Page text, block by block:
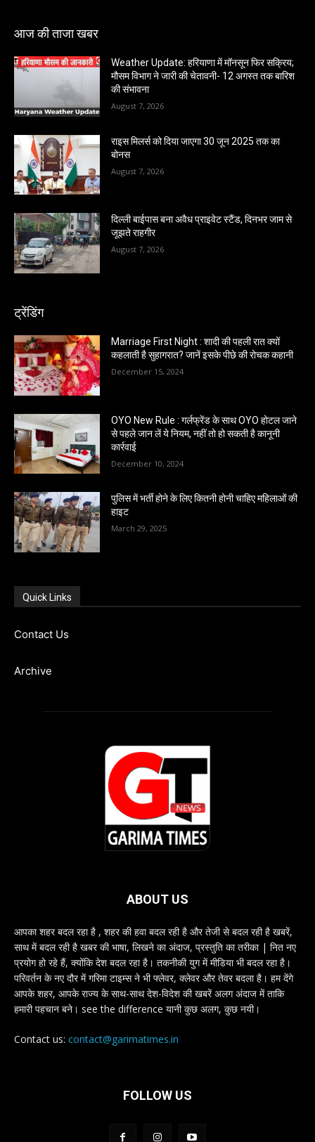
आज की ताजा खबर
Weather Update: हरियाणा में मॉनसून फिर सक्रिय;
मौसम विभाग ने जारी की चेतावनी- 12 अगस्त तक बारिश
की संभावना
August 7, 2026
राइस मिलर्स को दिया जाएगा 30 जून 2025 तक का
बोनस
August 7, 2026
दिल्ली बाईपास बना अवैध प्राइवेट स्टैंड, दिनभर जाम से
जूझते राहगीर
August 7, 2026
ट्रेंडिंग
Marriage First Night : शादी की पहली रात क्यों
कहलाती है सुहागरात? जानें इसके पीछे की रोचक कहानी
December 15, 2024
OYO New Rule : गर्लफ्रेंड के साथ OYO होटल जाने
से पहले जान लें ये नियम, नहीं तो हो सकती है कानूनी
कार्रवाई
December 10, 2024
पुलिस में भर्ती होने के लिए कितनी होनी चाहिए महिलाओं की
हाइट
March 29, 2025
Quick Links
Contact Us
Archive
ABOUT US
आपका शहर बदल रहा है , शहर की हवा बदल रही है और तेजी से बदल रही है खबरें,
साथ में बदल रही है खबर की भाषा, लिखने का अंदाज, प्रस्तुति का तरीका | नित नए
प्रयोग हो रहे हैं, क्योंकि देश बदल रहा है। तकनीकी युग में मीडिया भी बदल रहा है।
परिवर्तन के नए दौर में गरिमा टाइम्स ने भी फ्लेवर, क्लेवर और तेवर बदला है। हम देंगे
आपके शहर, आपके राज्य के साथ-साथ देश-विदेश की खबरें अलग अंदाज में ताकि
हमारी पहचान बने। see the difference यानी कुछ अलग, कुछ नयी।
Contact us: contact@garimatimes.in
FOLLOW US